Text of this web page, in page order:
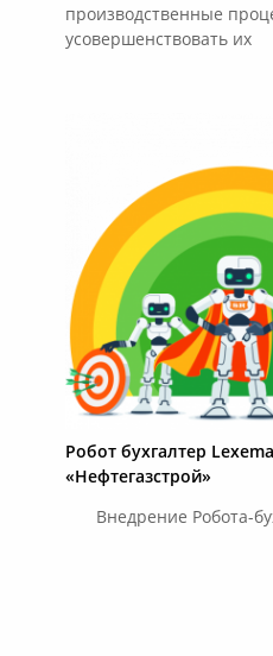
производственные
усовершенствовать их
Робот бухгалтер
«Нефтегазстрой»
Внедрение Робота-